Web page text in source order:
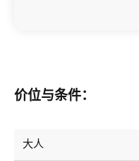
价位与条件：
大人